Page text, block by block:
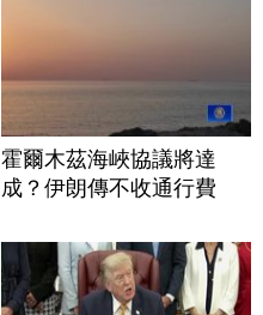
霍爾木茲海峽協議將達
成？伊朗傳不收通行費